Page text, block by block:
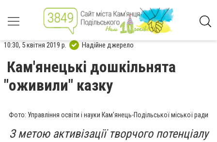
10:30, 5 квітня 2019 р. Надійне джерело
Кам'янецькі дошкільнята
"оживили" казку
Фото: Управління освіти і науки Кам'янець-Подільської міської ради
З метою активізації творчого потенціалу